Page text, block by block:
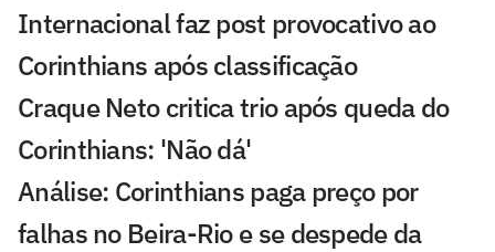
Internacional faz post provocativo ao
Corinthians após classificação
Craque Neto critica trio após queda do
Corinthians: 'Não dá'
Análise: Corinthians paga preço por
falhas no Beira-Rio e se despede da